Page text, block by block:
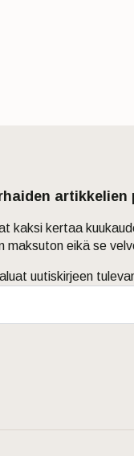
artikkelien
kaksi kertaa
eikä se
uutiskirjeen